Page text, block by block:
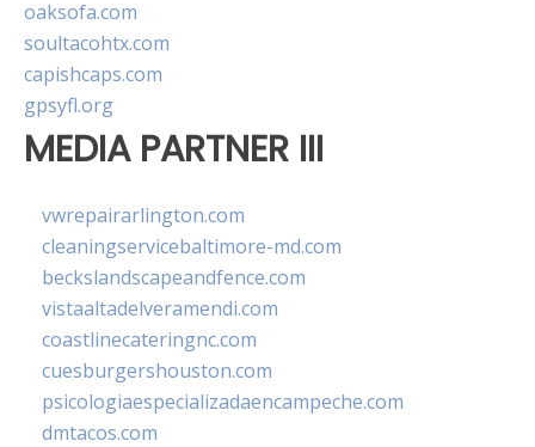
oaksofa.com
soultacohtx.com
capishcaps.com
gpsyfl.org
MEDIA PARTNER III
vwrepairarlington.com
cleaningservicebaltimore-md.com
beckslandscapeandfence.com
vistaaltadelveramendi.com
coastlinecateringnc.com
cuesburgershouston.com
psicologiaespecializadaencampeche.com
dmtacos.com